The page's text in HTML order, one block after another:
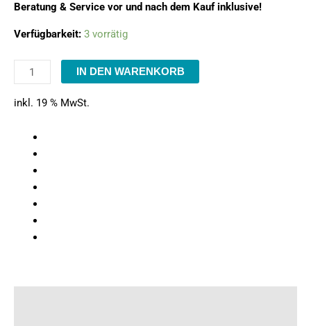
Beratung & Service vor und nach dem Kauf inklusive!
Verfügbarkeit: 3 vorrätig
IN DEN WARENKORB
inkl. 19 % MwSt.